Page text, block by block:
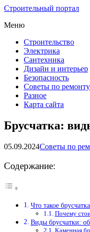
Строительный портал
Меню
Строительство
Электрика
Сантехника
Дизайн и интерьер
Безопасность
Советы по ремонту
Разное
Карта сайта
Брусчатка:
05.09.2024Советы по
Содержание:
Что такое
Почему
Виды брусчатки:
Каменная